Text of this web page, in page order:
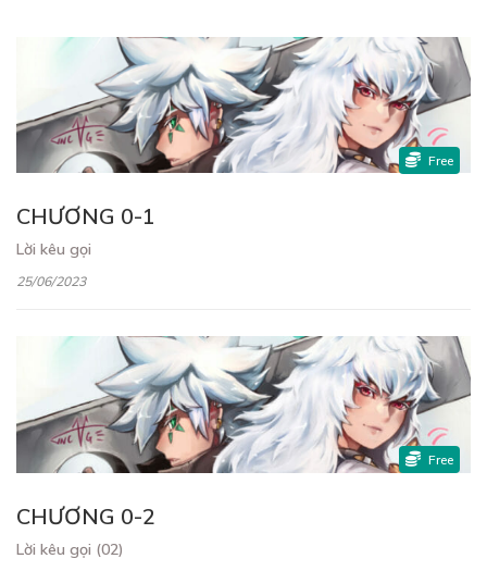
CHƯƠNG 0-1
Lời kêu gọi
25/06/2023
Free
CHƯƠNG 0-2
Lời kêu gọi (02)
Free